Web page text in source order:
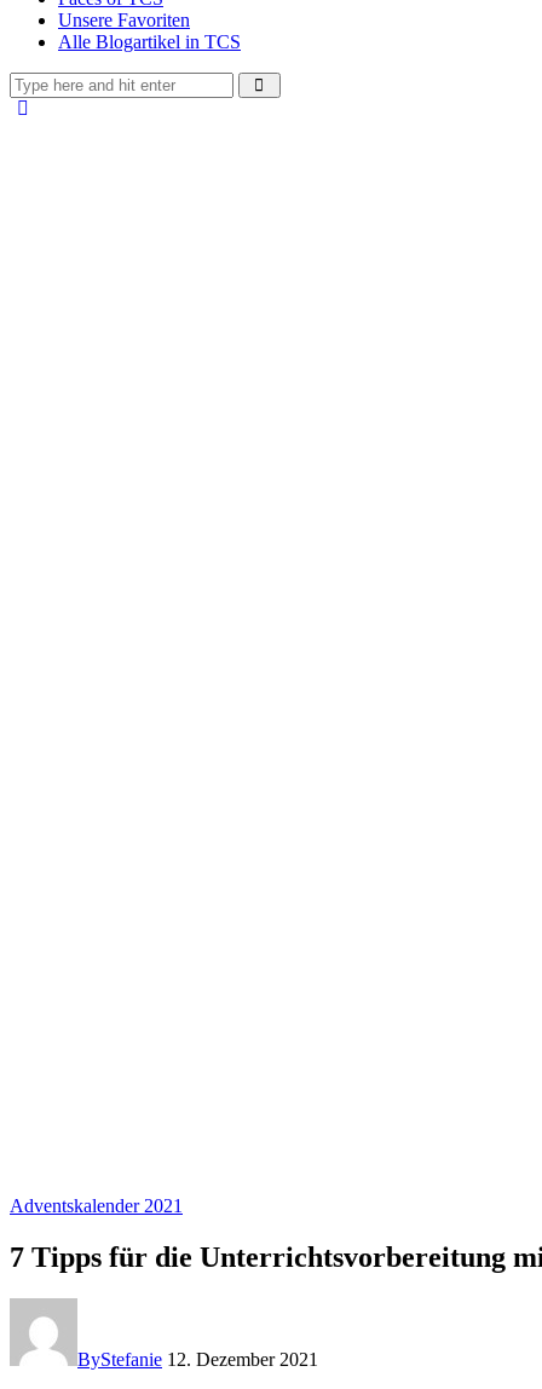
Unsere Favoriten
Alle Blogartikel in TCS
Adventskalender 2021
7 Tipps für die Unterrichtsvorbereitung
ByStefanie 12. Dezember 2021